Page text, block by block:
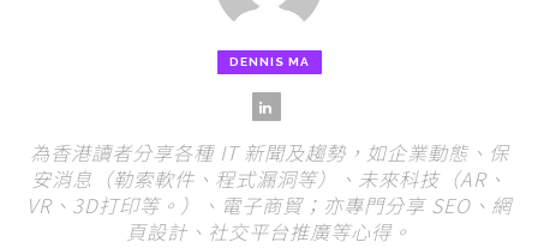
DENNIS MA
為香港讀者分享各種 IT 新聞及趨勢，如企業動態、保
安消息（勒索軟件、程式漏洞等）、未來科技（AR、
VR、3D打印等。）、電子商貿；亦專門分享 SEO、網
頁設計、社交平台推廣等心得。